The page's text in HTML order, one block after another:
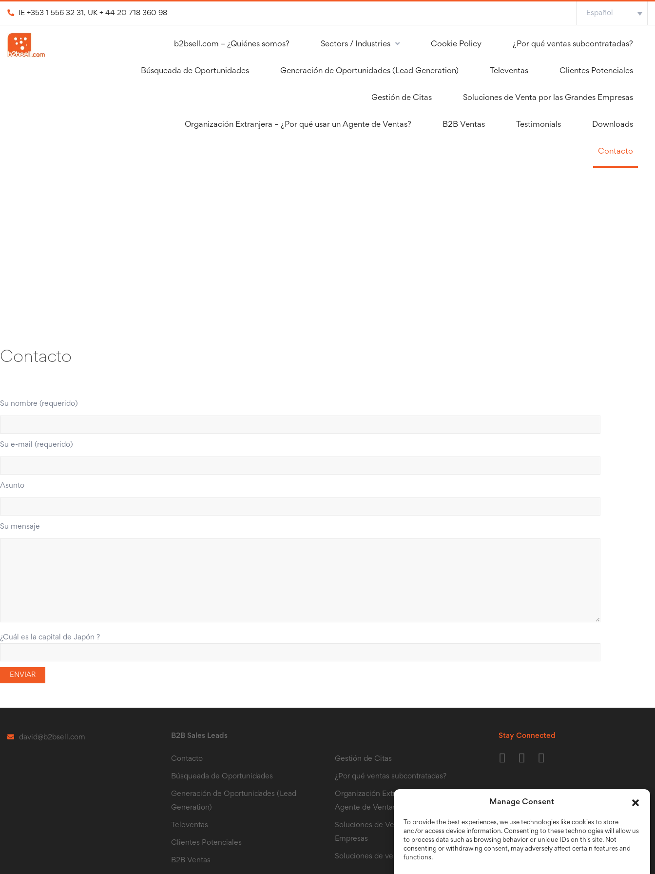
Manage Consent
To provide the best experiences, we use technologies like cookies to store
and/or access device information. Consenting to these technologies will allow us
to process data such as browsing behavior or unique IDs on this site. Not
consenting or withdrawing consent, may adversely affect certain features and
functions.
IE +353 1 556 32 31 , UK + 44 20 718 360 98 Español
b2bsell.com – ¿Quiénes somos? Sectors / Industries Cookie Policy ¿Por qué ventas subcontratadas?
Búsqueada de Oportunidades Generación de Oportunidades (Lead Generation) Televentas Clientes Potenciales
Gestión de Citas Soluciones de Venta por las Grandes Empresas
Organización Extranjera – ¿Por qué usar un Agente de Ventas? B2B Ventas Testimonials Downloads
Contacto
Contacto
Su nombre (requerido)
Su e-mail (requerido)
Asunto
Su mensaje
¿Cuál es la capital de Japón ?
david@b2bsell.com B2B Sales Leads
Contacto
Búsqueada de Oportunidades
Generación de Oportunidades (Lead
Generation)
Televentas
Clientes Potenciales
B2B Ventas
Gestión de Citas
¿Por qué ventas subcontratadas?
Organización Extranjera – ¿Por qué usar un
Agente de Ventas?
Soluciones de Venta por las Grandes
Empresas
Soluciones de venta por PME
Stay Connected